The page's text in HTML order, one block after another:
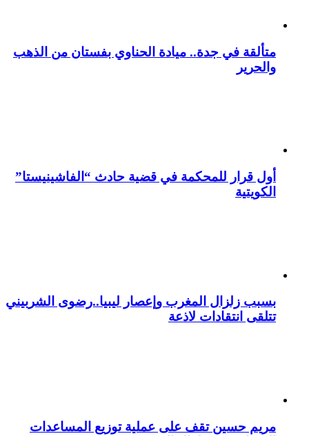
متألقة في جدة.. ميادة الحناوي بفستان من الذهب
والحرير
أول قرار للمحكمة في قضية حادث “الفاشينيستا”
الكويتية
بسبب زلزال المغرب وإعصار ليبيا..رضوى الشربيني
تتلقى انتقادات لاذعة
مريم حسين تقف على عملية توزيع المساعدات